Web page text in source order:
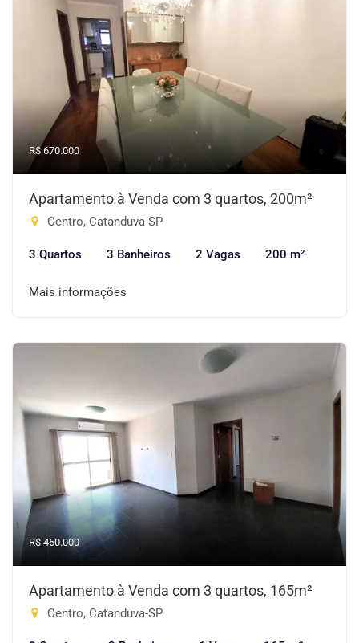
R$ 670.000
Apartamento à Venda com 3 quartos, 200m²
Centro, Catanduva-SP
3 Quartos 3 Banheiros 2 Vagas 200 m²
Mais informações
R$ 450.000
Apartamento à Venda com 3 quartos, 165m²
Centro, Catanduva-SP